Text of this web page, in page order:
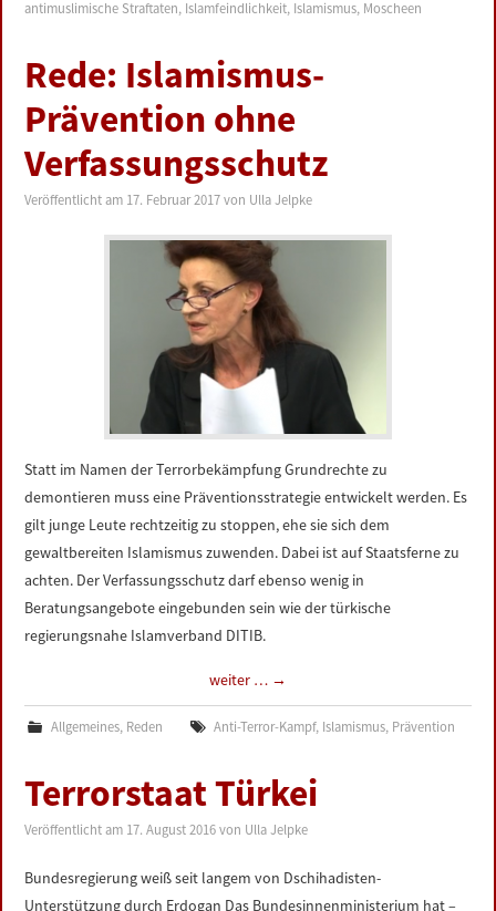
antimuslimische Straftaten, Islamfeindlichkeit, Islamismus, Moscheen
Rede: Islamismus-
Prävention ohne
Verfassungsschutz
Veröffentlicht am 17. Februar 2017 von Ulla Jelpke
Statt im Namen der Terrorbekämpfung Grundrechte zu
demontieren muss eine Präventionsstrategie entwickelt werden. Es
gilt junge Leute rechtzeitig zu stoppen, ehe sie sich dem
gewaltbereiten Islamismus zuwenden. Dabei ist auf Staatsferne zu
achten. Der Verfassungsschutz darf ebenso wenig in
Beratungsangebote eingebunden sein wie der türkische
regierungsnahe Islamverband DITIB.
weiter … →
Allgemeines, Reden Anti-Terror-Kampf, Islamismus, Prävention
Terrorstaat Türkei
Veröffentlicht am 17. August 2016 von Ulla Jelpke
Bundesregierung weiß seit langem von Dschihadisten-
Unterstützung durch Erdogan Das Bundesinnenministerium hat –